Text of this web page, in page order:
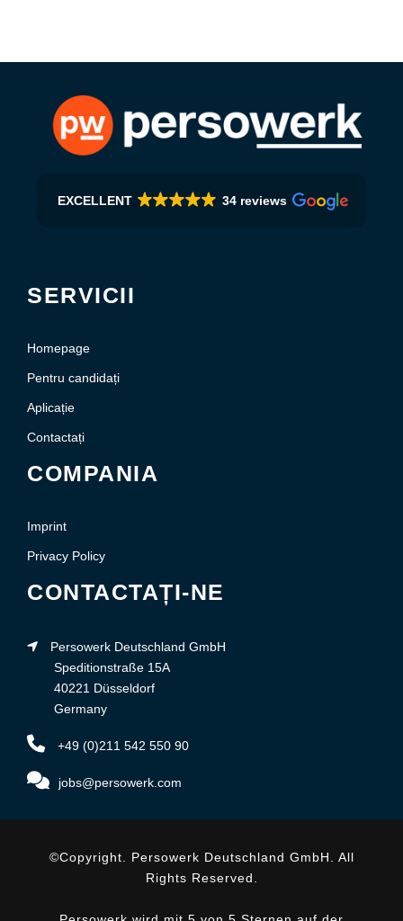
EXCELLENT 34 reviews
SERVICII
Homepage
Pentru candidați
Aplicație
Contactați
COMPANIA
Imprint
Privacy Policy
CONTACTAȚI-NE
Persowerk Deutschland GmbH
Speditionstraße 15A
40221 Düsseldorf
Germany
+49 (0)211 542 550 90
jobs@persowerk.com
©Copyright. Persowerk Deutschland GmbH. All
Rights Reserved.